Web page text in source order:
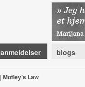
anmeldelser blogs
| Motley’s Law